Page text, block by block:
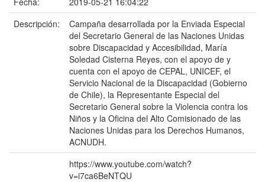
Descripción:
Campaña desarrollada por la Enviada Especial
del Secretario General de las Naciones Unidas
sobre Discapacidad y Accesibilidad, María
Soledad Cisterna Reyes, con el apoyo de y
cuenta con el apoyo de CEPAL, UNICEF, el
Servicio Nacional de la Discapacidad (Gobierno
de Chile), la Representante Especial del
Secretario General sobre la Violencia contra los
Niños y la Oficina del Alto Comisionado de las
Naciones Unidas para los Derechos Humanos,
ACNUDH.
https://www.youtube.com/watch?
v=i7ca6BeNTQU